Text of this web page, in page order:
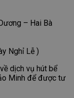
– Hai Bà
Nghỉ Lễ )
dịch vụ hút bể
Minh để được tư